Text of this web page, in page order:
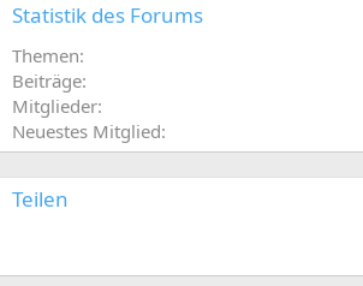
Statistik des Forums
Themen
Beiträge
Mitglieder
Neuestes Mitglied
Teilen